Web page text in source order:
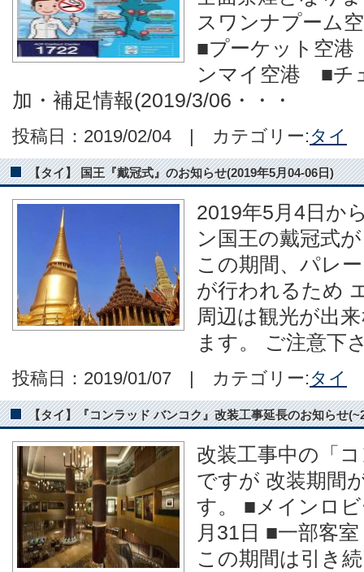
スワンナプーム
■プーケット空
ンマイ空港 ■
加・補足情報(2019/3/06・・・
投稿日：2019/02/04 | カテゴリー: タイ
【タイ】 国王『戴冠式』のお知らせ(2019年5月04-06日)
2019年5月4日か
ン国王の戴冠式
この期間、パレ
が行われるため
周辺は観光が出
ます。 ご注意下
投稿日：2019/01/07 | カテゴリー: タイ
【タイ】『コンラッド バンコク』改装工事延長のお知らせ
改装工事中の「
ですが 改装期間
す。 ■メインロ
月31日 ■一部客
この期間は引き